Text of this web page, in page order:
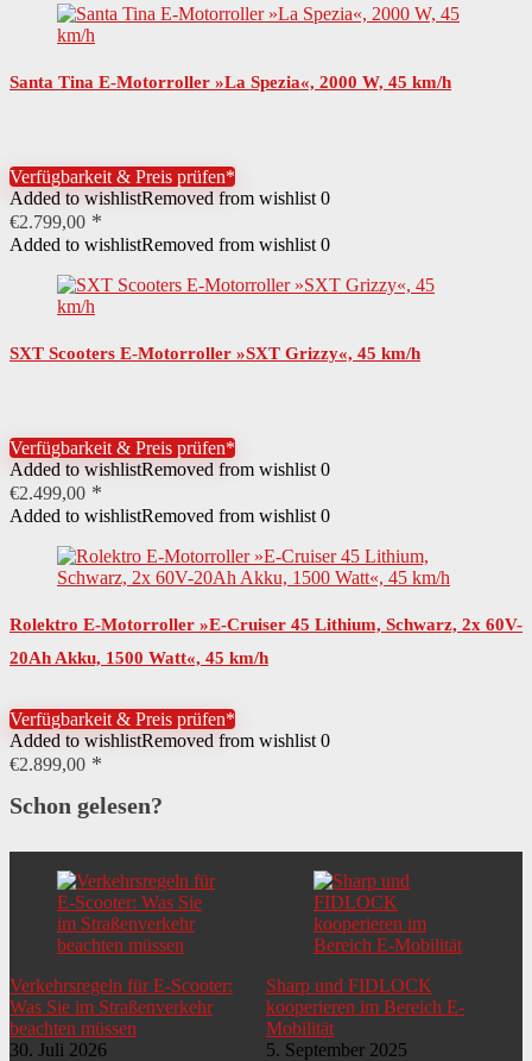
Santa Tina E-Motorroller »La Spezia«, 2000 W, 45 km/h
Verfügbarkeit & Preis prüfen*
Added to wishlistRemoved from wishlist 0
€2.799,00
Added to wishlistRemoved from wishlist 0
SXT Scooters E-Motorroller »SXT Grizzy«, 45 km/h
Verfügbarkeit & Preis prüfen*
Added to wishlistRemoved from wishlist 0
€2.499,00
Added to wishlistRemoved from wishlist 0
Rolektro E-Motorroller »E-Cruiser 45 Lithium, Schwarz, 2x 60V-
20Ah Akku, 1500 Watt«, 45 km/h
Verfügbarkeit & Preis prüfen*
Added to wishlistRemoved from wishlist 0
€2.899,00
Schon gelesen?
Verkehrsregeln für E-Scooter:
Was Sie im Straßenverkehr
beachten müssen
30. Juli 2026
Sharp und FIDLOCK
kooperieren im Bereich E-
Mobilität
5. September 2025